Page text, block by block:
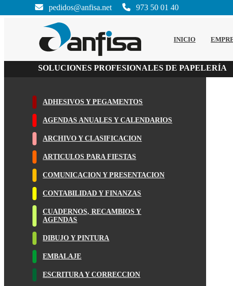
INICIO
SOLUCIONES PROFESIONALES DE PAPELERÍA
pedidos@anfisa.net 973 50 01 40
ADHESIVOS Y PEGAMENTOS
AGENDAS ANUALES Y CALENDARIOS
ARCHIVO Y CLASIFICACION
ARTICULOS PARA FIESTAS
COMUNICACION Y PRESENTACION
CONTABILIDAD Y FINANZAS
CUADERNOS, RECAMBIOS Y
AGENDAS
DIBUJO Y PINTURA
EMBALAJE
ESCRITURA Y CORRECCION